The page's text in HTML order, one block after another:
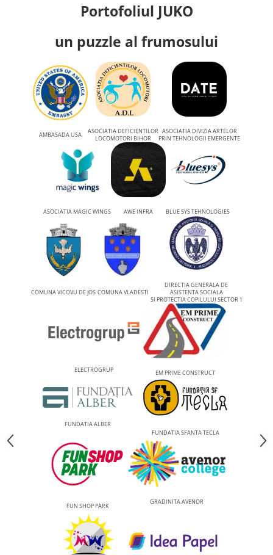
Portofoliul JUKO
un puzzle al frumosului
AMBASADA USA
ASOCIATIA DEFICIENTILOR
LOCOMOTORI BIHOR
ASOCIATIA DIVIZIA ARTELOR
PRIN TEHNOLOGII EMERGENTE
ASOCIATIA MAGIC WINGS AWE INFRA BLUE SYS TEHNOLOGIES
COMUNA VICOVU DE JOS COMUNA VLADESTI
DIRECTIA GENERALA DE
ASISTENTA SOCIALA
SI PROTECTIA COPILULUI SECTOR 1
ELECTROGRUP EM PRIME CONSTRUCT
FUNDATIA ALBER
FUNDATIA SFANTA TECLA
FUN SHOP PARK
GRADINITA AVENOR